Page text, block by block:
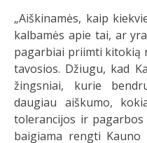
„Aiškinamės, kaip
kalbamės apie tai, ar
pagarbiai priimti kitokią
tavosios. Džiugu, kad
žingsniai, kurie
daugiau aiškumo,
tolerancijos ir
baigiama rengti